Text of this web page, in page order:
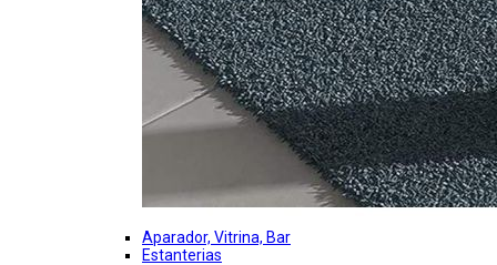
Aparador, Vitrina, Bar
Estanterias